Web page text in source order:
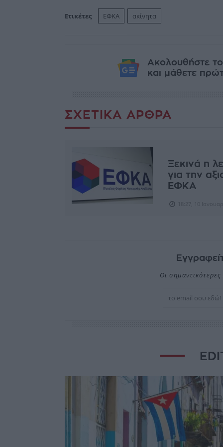
Ετικέτες ΕΦΚΑ ακίνητα
Ακολουθήστε
και μάθετε
ΣΧΕΤΙΚΆ ΆΡΘΡΑ
Ξεκινά η
για την
ΕΦΚΑ
Οι